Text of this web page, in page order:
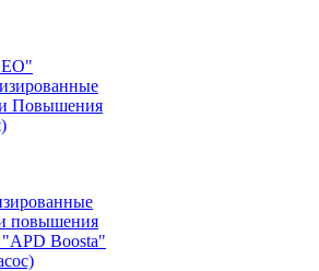
Повышения
повышения
"APD Boosta"